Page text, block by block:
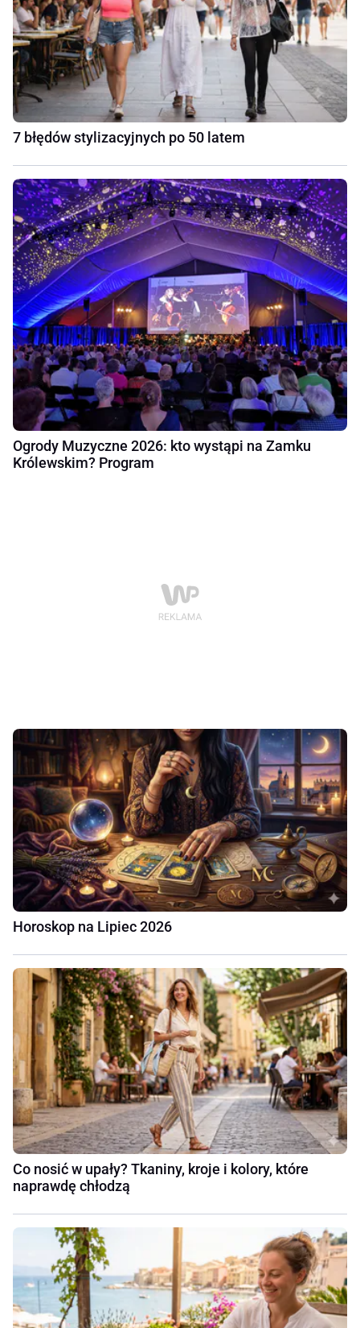
7 błędów stylizacyjnych po 50 latem
Ogrody Muzyczne 2026: kto wystąpi na Zamku
Królewskim? Program
Horoskop na Lipiec 2026
Co nosić w upały? Tkaniny, kroje i kolory, które
naprawdę chłodzą